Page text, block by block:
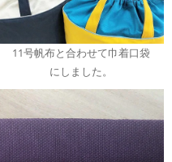
11号帆布と合わせて巾着口袋
にしました。